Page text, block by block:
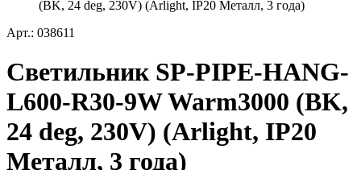
(BK, 24 deg, 230V) (Arlight, IP20 Металл, 3 года)
Арт.: 038611
Светильник SP-PIPE-HANG-
L600-R30-9W Warm3000 (BK,
24 deg, 230V) (Arlight, IP20
Металл, 3 года)